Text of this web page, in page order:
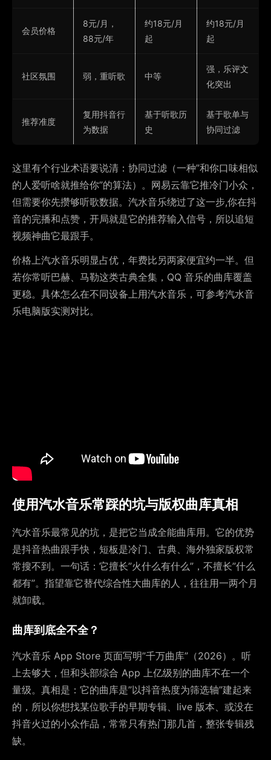
会员价格
8元/月，
88元/年
约18元/月
起
约18元/月
起
社区氛围 弱，重听歌 中等
强，乐评文
化突出
推荐准度
复用抖音行
为数据
基于听歌历
史
基于歌单与
协同过滤
这里有个行业术语要说清：协同过滤（一种”和你口味相似
的人爱听啥就推给你”的算法）。网易云靠它推冷门小众，
但需要你先攒够听歌数据。汽水音乐绕过了这一步,你在抖
音的完播和点赞，开局就是它的推荐输入信号，所以追短
视频神曲它最跟手。
价格上汽水音乐明显占优，年费比另两家便宜约一半。但
若你常听巴赫、马勒这类古典全集，QQ 音乐的曲库覆盖
更稳。具体怎么在不同设备上用汽水音乐，可参考汽水音
乐电脑版实测对比。
使用汽水音乐常踩的坑与版权曲库真相
汽水音乐最常见的坑，是把它当成全能曲库用。它的优势
是抖音热曲跟手快，短板是冷门、古典、海外独家版权常
常搜不到。一句话：它擅长”火什么有什么”，不擅长”什么
都有”。指望靠它替代综合性大曲库的人，往往用一两个月
就卸载。
曲库到底全不全？
汽水音乐 App Store 页面写明”千万曲库”（2026）。听
上去够大，但和头部综合 App 上亿级别的曲库不在一个
量级。真相是：它的曲库是”以抖音热度为筛选轴”建起来
的，所以你想找某位歌手的早期专辑、live 版本、或没在
抖音火过的小众作品，常常只有热门那几首，整张专辑残
缺。